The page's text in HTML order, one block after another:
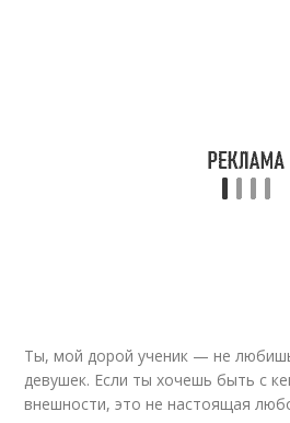
Ты, мой дорой ученик — не
девушек. Если ты хочешь быть с
внешности, это не настоящая